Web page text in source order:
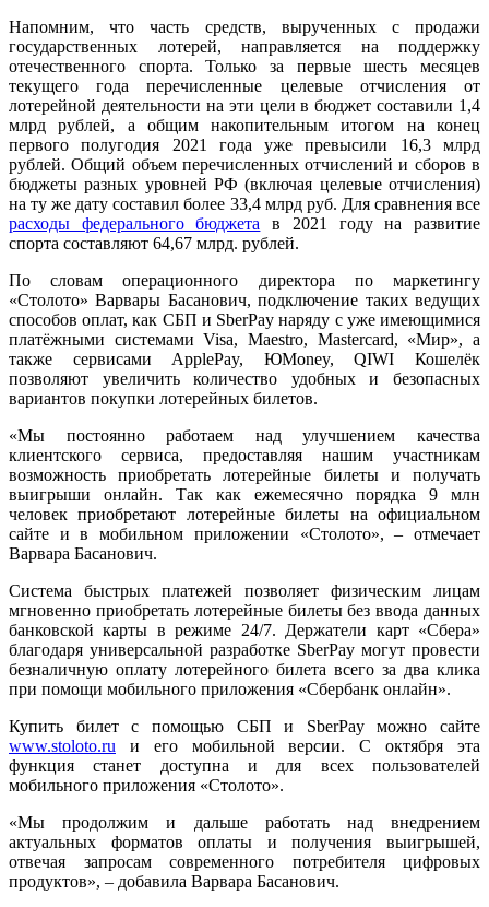
Напомним, что часть средств, вырученных с продажи
государственных лотерей, направляется на поддержку
отечественного спорта. Только за первые шесть месяцев
текущего года перечисленные целевые отчисления от
лотерейной деятельности на эти цели в бюджет составили 1,4
млрд рублей, а общим накопительным итогом на конец
первого полугодия 2021 года уже превысили 16,3 млрд
рублей. Общий объем перечисленных отчислений и сборов в
бюджеты разных уровней РФ (включая целевые отчисления)
на ту же дату составил более 33,4 млрд руб. Для сравнения все
расходы федерального бюджета в 2021 году на развитие
спорта составляют 64,67 млрд. рублей.
По словам операционного директора по маркетингу
«Столото» Варвары Басанович, подключение таких ведущих
способов оплат, как СБП и SberPay наряду с уже имеющимися
платёжными системами Visa, Maestro, Mastercard, «Мир», а
также сервисами ApplePay, ЮMoney, QIWI Кошелёк
позволяют увеличить количество удобных и безопасных
вариантов покупки лотерейных билетов.
«Мы постоянно работаем над улучшением качества
клиентского сервиса, предоставляя нашим участникам
возможность приобретать лотерейные билеты и получать
выигрыши онлайн. Так как ежемесячно порядка 9 млн
человек приобретают лотерейные билеты на официальном
сайте и в мобильном приложении «Столото», – отмечает
Варвара Басанович.
Система быстрых платежей позволяет физическим лицам
мгновенно приобретать лотерейные билеты без ввода данных
банковской карты в режиме 24/7. Держатели карт «Сбера»
благодаря универсальной разработке SberPay могут провести
безналичную оплату лотерейного билета всего за два клика
при помощи мобильного приложения «Сбербанк онлайн».
Купить билет с помощью СБП и SberPay можно сайте
www.stoloto.ru и его мобильной версии. С октября эта
функция станет доступна и для всех пользователей
мобильного приложения «Столото».
«Мы продолжим и дальше работать над внедрением
актуальных форматов оплаты и получения выигрышей,
отвечая запросам современного потребителя цифровых
продуктов», – добавила Варвара Басанович.